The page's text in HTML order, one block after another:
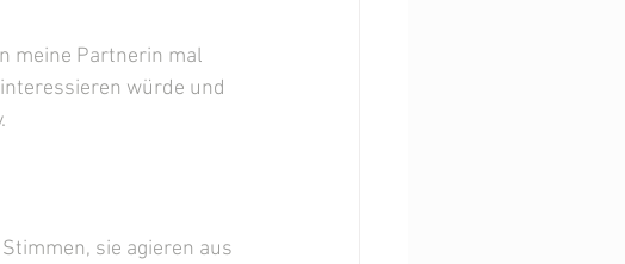
meine Partnerin mal
würde und
sie agieren aus